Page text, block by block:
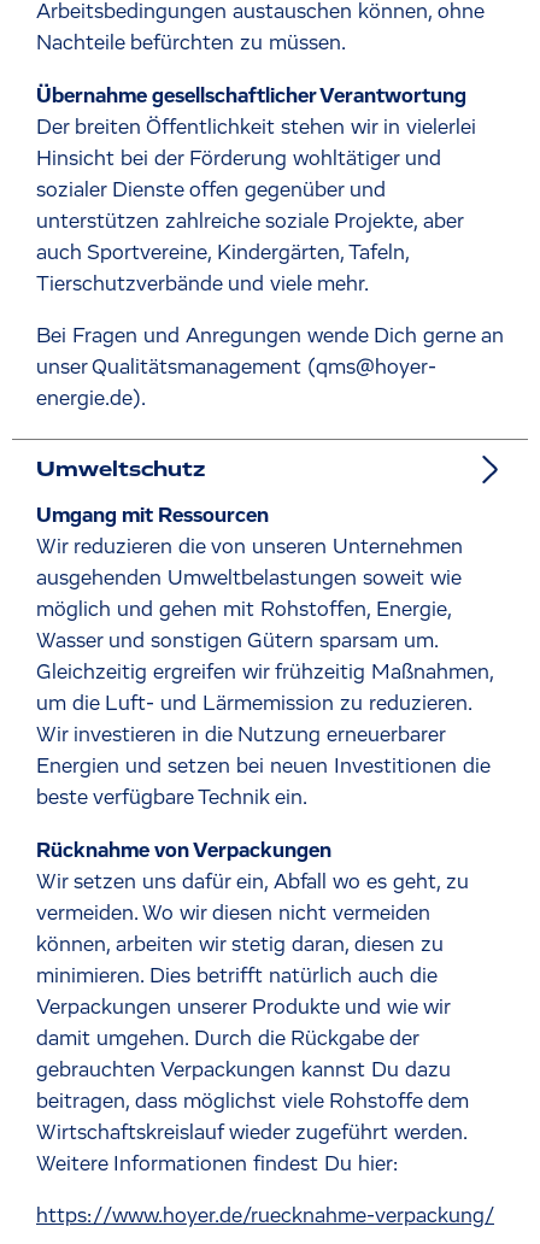
Arbeitsbedingungen austauschen können, ohne
Nachteile befürchten zu müssen.
Übernahme gesellschaftlicher Verantwortung
Der breiten Öffentlichkeit stehen wir in vielerlei
Hinsicht bei der Förderung wohltätiger und
sozialer Dienste offen gegenüber und
unterstützen zahlreiche soziale Projekte, aber
auch Sportvereine, Kindergärten, Tafeln,
Tierschutzverbände und viele mehr.
Bei Fragen und Anregungen wende Dich gerne an
unser Qualitätsmanagement (qms@hoyer-
energie.de).
Umweltschutz
Umgang mit Ressourcen
Wir reduzieren die von unseren Unternehmen
ausgehenden Umweltbelastungen soweit wie
möglich und gehen mit Rohstoffen, Energie,
Wasser und sonstigen Gütern sparsam um.
Gleichzeitig ergreifen wir frühzeitig Maßnahmen,
um die Luft- und Lärmemission zu reduzieren.
Wir investieren in die Nutzung erneuerbarer
Energien und setzen bei neuen Investitionen die
beste verfügbare Technik ein.
Rücknahme von Verpackungen
Wir setzen uns dafür ein, Abfall wo es geht, zu
vermeiden. Wo wir diesen nicht vermeiden
können, arbeiten wir stetig daran, diesen zu
minimieren. Dies betrifft natürlich auch die
Verpackungen unserer Produkte und wie wir
damit umgehen. Durch die Rückgabe der
gebrauchten Verpackungen kannst Du dazu
beitragen, dass möglichst viele Rohstoffe dem
Wirtschaftskreislauf wieder zugeführt werden.
Weitere Informationen findest Du hier:
https://www.hoyer.de/ruecknahme-verpackung/